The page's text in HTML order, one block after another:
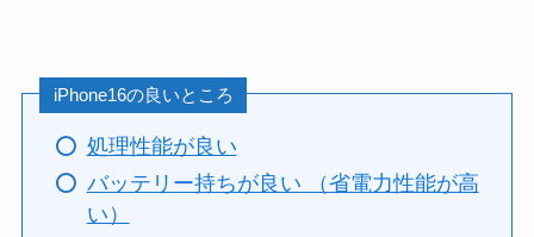
iPhone16の良いところ
処理性能が良い
バッテリー持ちが良い （省電力性能が高
い）